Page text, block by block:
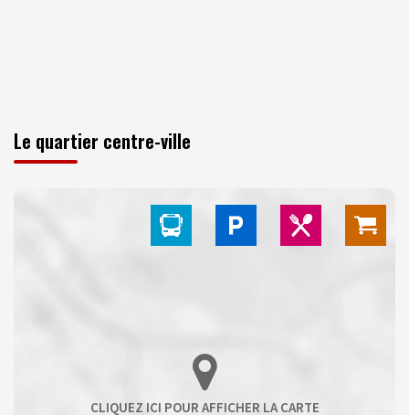
Le quartier centre-ville